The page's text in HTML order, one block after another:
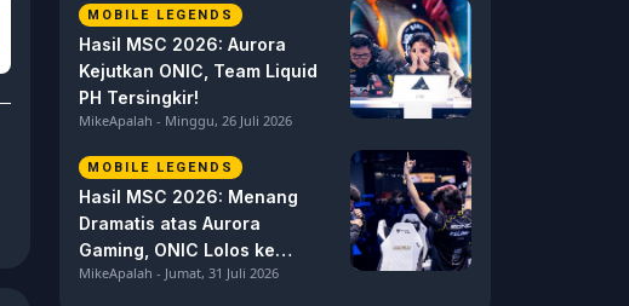
MOBILE LEGENDS
Hasil MSC 2026: Aurora
Kejutkan ONIC, Team Liquid
PH Tersingkir!
MikeApalah - Minggu, 26 Juli 2026
MOBILE LEGENDS
Hasil MSC 2026: Menang
Dramatis atas Aurora
Gaming, ONIC Lolos ke
Semifinal!
MikeApalah - Jumat, 31 Juli 2026